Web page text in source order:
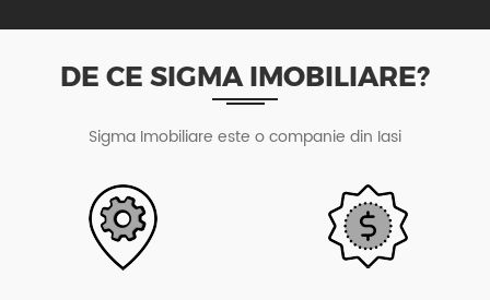
DE CE SIGMA IMOBILIARE?
Sigma Imobiliare este o companie din Iasi